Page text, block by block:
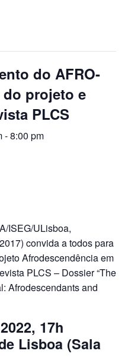
do AFRO-
do projeto e
PLCS
-8:00 pm
ISEG/ULisboa,
convida a todos para
Afrodescendência em
PLCS – Dossier “The
Afrodescendants and
17h
Lisboa (Sala